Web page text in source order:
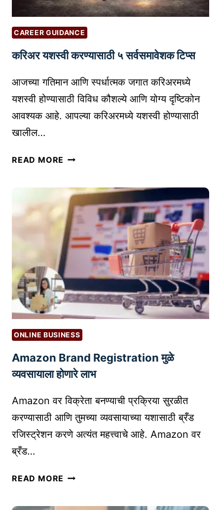
CAREER GUIDANCE
करिअर यशस्वी करण्यासाठी ५ सर्वसमावेशक टिप्स
आजच्या गतिमान आणि स्पर्धात्मक जगात करिअरमध्ये
यशस्वी होण्यासाठी विविध कौशल्ये आणि योग्य दृष्टिकोन
आवश्यक आहे. आपल्या करिअरमध्ये यशस्वी होण्यासाठी
खालील…
READ MORE क
य
श
स्वी
क
र
ण्या
सा
ठी
५
स
र्व
स
मा
श
क
टि
प्स
ONLINE BUSINESS
Amazon Brand Registration मुळे
व्यवसायाला होणारे लाभ
Amazon वर विक्रेता बनण्याची प्रक्रिया सुरळीत
करण्यासाठी आणि तुमच्या व्यवसायाच्या यशासाठी ब्रँड
रजिस्ट्रेशन करणे अत्यंत महत्त्वाचे आहे. Amazon वर
ब्रँड…
READ MORE A